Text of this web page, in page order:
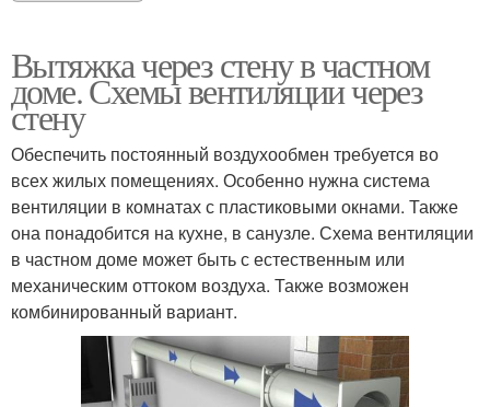
Вытяжка через стену в частном
доме. Схемы вентиляции через
стену
Обеспечить постоянный воздухообмен требуется во
всех жилых помещениях. Особенно нужна система
вентиляции в комнатах с пластиковыми окнами. Также
она понадобится на кухне, в санузле. Схема вентиляции
в частном доме может быть с естественным или
механическим оттоком воздуха. Также возможен
комбинированный вариант.